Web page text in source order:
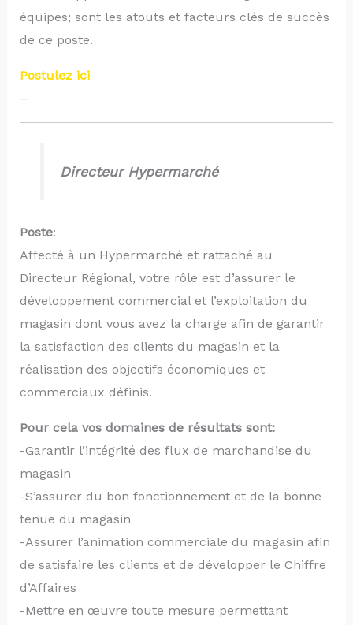
équipes; sont les atouts et facteurs clés de succès
de ce poste.
Postulez ici
–
Directeur Hypermarché
Poste:
Affecté à un Hypermarché et rattaché au
Directeur Régional, votre rôle est d’assurer le
développement commercial et l’exploitation du
magasin dont vous avez la charge afin de garantir
la satisfaction des clients du magasin et la
réalisation des objectifs économiques et
commerciaux définis.
Pour cela vos domaines de résultats sont:
-Garantir l’intégrité des flux de marchandise du
magasin
-S’assurer du bon fonctionnement et de la bonne
tenue du magasin
-Assurer l’animation commerciale du magasin afin
de satisfaire les clients et de développer le Chiffre
d’Affaires
-Mettre en œuvre toute mesure permettant